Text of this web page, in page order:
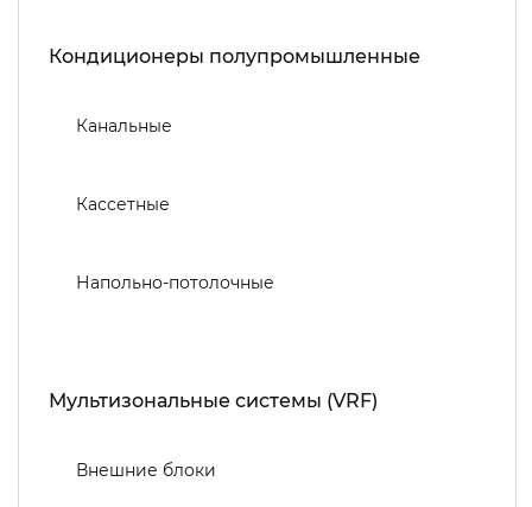
Кондиционеры полупромышленные
Канальные
Кассетные
Напольно-потолочные
Мультизональные системы (VRF)
Внешние блоки